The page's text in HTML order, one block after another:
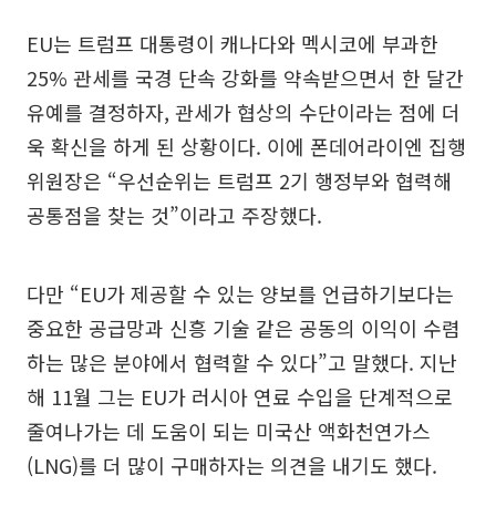
EU는 트럼프 대통령이 캐나다와 멕시코에 부과한
25% 관세를 국경 단속 강화를 약속받으면서 한 달간
유예를 결정하자, 관세가 협상의 수단이라는 점에 더
욱 확신을 하게 된 상황이다. 이에 폰데어라이엔 집행
위원장은 “우선순위는 트럼프 2기 행정부와 협력해
공통점을 찾는 것”이라고 주장했다.
다만 “EU가 제공할 수 있는 양보를 언급하기보다는
중요한 공급망과 신흥 기술 같은 공동의 이익이 수렴
하는 많은 분야에서 협력할 수 있다”고 말했다. 지난
해 11월 그는 EU가 러시아 연료 수입을 단계적으로
줄여나가는 데 도움이 되는 미국산 액화천연가스
(LNG)를 더 많이 구매하자는 의견을 내기도 했다.